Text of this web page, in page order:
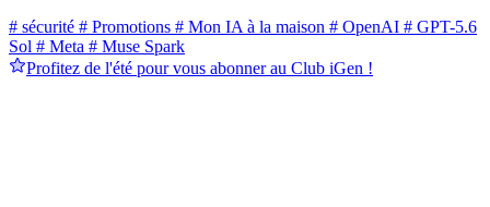
# sécurité # Promotions # Mon IA à la maison # OpenAI # GPT-5.6
Sol # Meta # Muse Spark
Profitez de l'été pour vous abonner au Club iGen !